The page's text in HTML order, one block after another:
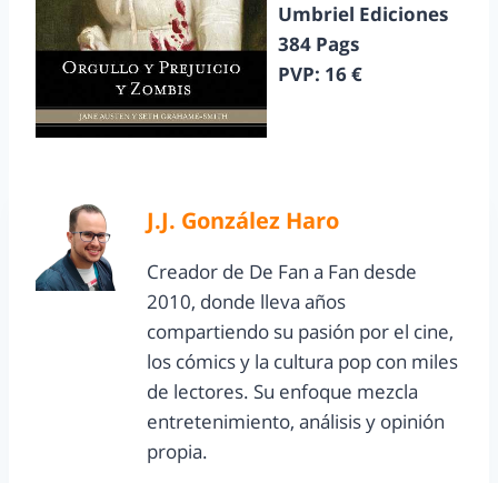
Umbriel Ediciones
384 Pags
PVP: 16 €
J.J. González Haro
Creador de De Fan a Fan desde
2010, donde lleva años
compartiendo su pasión por el cine,
los cómics y la cultura pop con miles
de lectores. Su enfoque mezcla
entretenimiento, análisis y opinión
propia.